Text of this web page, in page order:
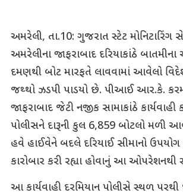
અમરેલી, તા.10: ગુજરાત સ્ટેટ મોનિટારિંગ
અમરેલીના જાફરાબાદ દરિયાકાંઠે બાતમીના
દમણથી બોટ મારફતે લાવવામાં આવેલો
જથ્થો ઝડપી પાડયો છે. પીઆઈ આર.કે.
જાફરાબાદ જેટી નજીક સામાકાંઠે કાર્યવાહી
પોલીસને દારૂની કુલ 6,859 બોટલો મળી
હવે હાઈવેને બદલે દરિયાઈ સીમાનો ઉપયોગ
કારોબાર કરી રહ્યા હોવાનું આ ઓપરેશનથી
આ કાર્યવાહી દરમિયાન પોલીસે સ્થળ પરથી